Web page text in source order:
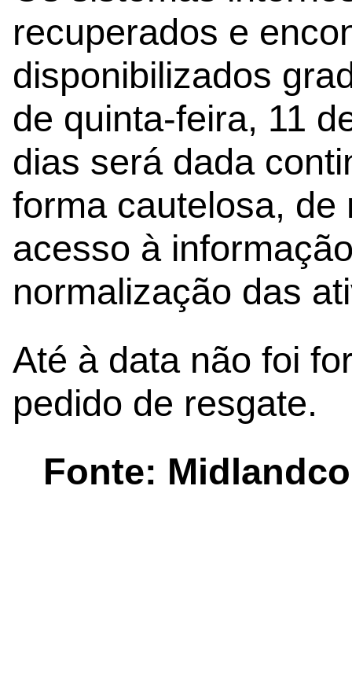
recuperados e
disponibilizados
de quinta-feira, 11
dias será dada
forma cautelosa,
acesso à
normalização das
Até à data não foi
pedido de resgate.
Fonte: